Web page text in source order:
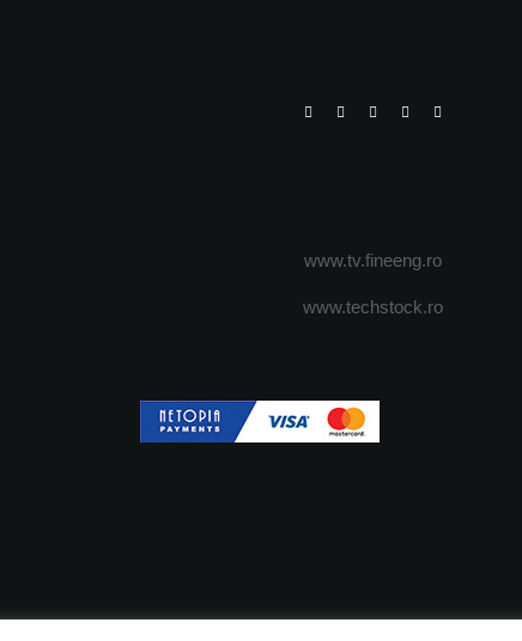
www.tv.fineeng.ro
www.techstock.ro